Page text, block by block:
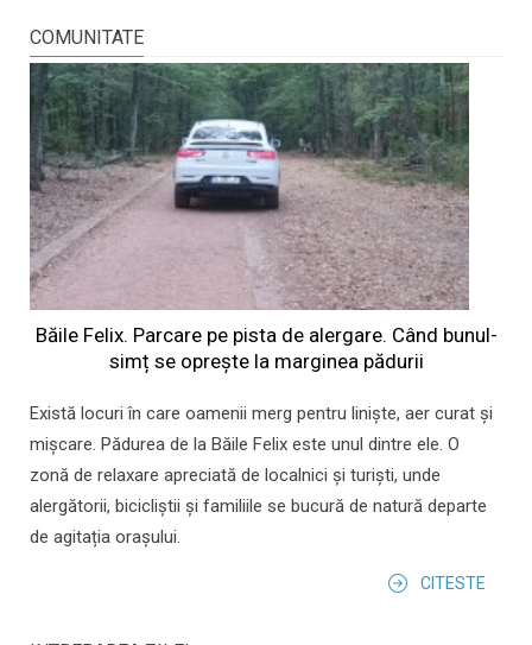
COMUNITATE
Băile Felix. Parcare pe pista de alergare. Când bunul-
simț se oprește la marginea pădurii
Există locuri în care oamenii merg pentru liniște, aer curat și
mișcare. Pădurea de la Băile Felix este unul dintre ele. O
zonă de relaxare apreciată de localnici și turiști, unde
alergătorii, bicicliștii și familiile se bucură de natură departe
de agitația orașului.
CITESTE